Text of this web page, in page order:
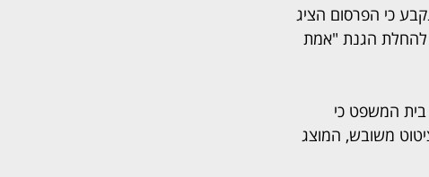
כי הפרסום הציג
להחלת הגנת "אמת
בית המשפט כי
משובש, המוצג